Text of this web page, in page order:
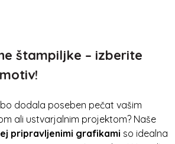
štampiljke – izberite
dodala poseben pečat vašim
ali ustvarjalnim projektom? Naše
pripravljenimi grafikami so idealna